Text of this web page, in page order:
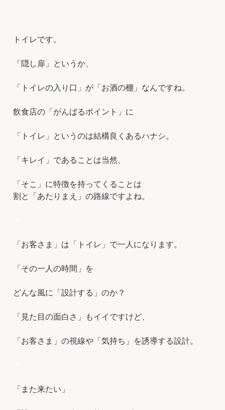
トイレです。
「隠し扉」というか、
「トイレの入り口」が「お酒の棚」なんですね。
飲食店の「がんばるポイント」に
「トイレ」というのは結構良くあるハナシ。
「キレイ」であることは当然、
「そこ」に特徴を持ってくることは
割と「あたりまえ」の路線ですよね。
「お客さま」は「トイレ」で一人になります。
「その一人の時間」を
どんな風に「設計する」のか？
「見た目の面白さ」もイイですけど、
「お客さま」の視線や「気持ち」を誘導する設計。
「また来たい」